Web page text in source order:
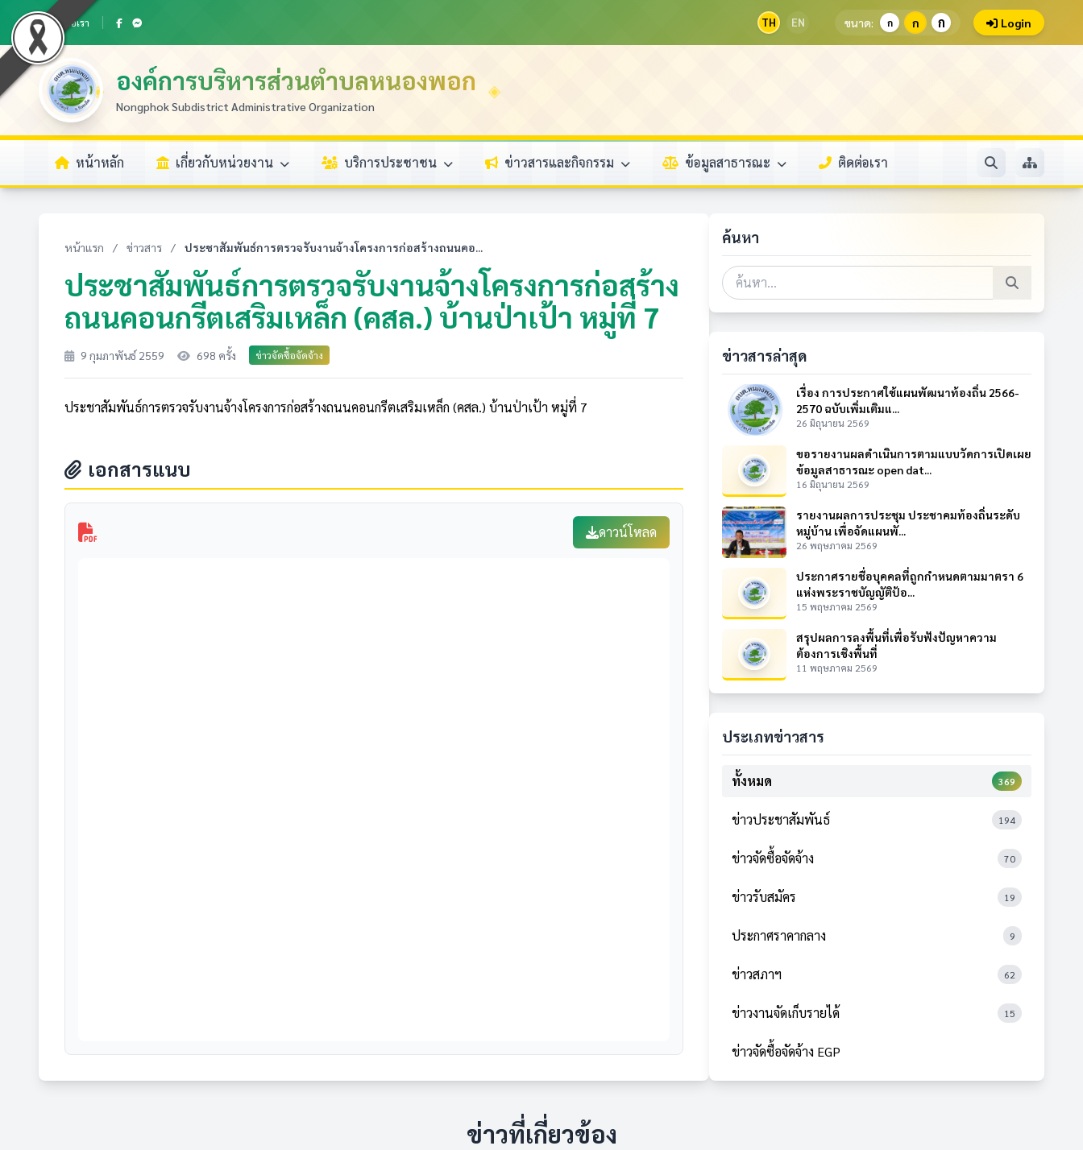
ติดต่อเรา TH EN ขนาด: ก ก ก Login
องค์การบริหารส่วนตำบลหนองพอก
Nongphok Subdistrict Administrative Organization
หน้าหลัก เกี่ยวกับหน่วยงาน บริการประชาชน ข่าวสารและกิจกรรม ข้อมูลสาธารณะ ติดต่อเรา
หน้าแรก / ข่าวสาร / ประชาสัมพันธ์การตรวจรับงานจ้างโครงการก่อสร้างถนนคอ...
ประชาสัมพันธ์การตรวจรับงานจ้างโครงการก่อสร้าง
ถนนคอนกรีตเสริมเหล็ก (คสล.) บ้านป่าเป้า หมู่ที่ 7
9 กุมภาพันธ์ 2559 698 ครั้ง ข่าวจัดซื้อจัดจ้าง
ประชาสัมพันธ์การตรวจรับงานจ้างโครงการก่อสร้างถนนคอนกรีตเสริมเหล็ก (คสล.) บ้านป่าเป้า หมู่ที่ 7
เอกสารแนบ
ดาวน์โหลด
ค้นหา
ข่าวสารล่าสุด
เรื่อง การประกาศใช้แผนพัฒนาท้องถิ่น 2566-
2570 ฉบับเพิ่มเติมแ...
26 มิถุนายน 2569
ขอรายงานผลดำเนินการตามแบบวัดการเปิดเผย
ข้อมูลสาธารณะ open dat...
16 มิถุนายน 2569
รายงานผลการประชุม ประชาคมท้องถิ่นระดับ
หมู่บ้าน เพื่อจัดแผนพั...
26 พฤษภาคม 2569
ประกาศรายชื่อบุคคลที่ถูกกำหนดตามมาตรา 6
แห่งพระราชบัญญัติป้อ...
15 พฤษภาคม 2569
สรุปผลการลงพื้นที่เพื่อรับฟังปัญหาความ
ต้องการเชิงพื้นที่
11 พฤษภาคม 2569
ประเภทข่าวสาร
ทั้งหมด 369
ข่าวประชาสัมพันธ์ 194
ข่าวจัดซื้อจัดจ้าง 70
ข่าวรับสมัคร 19
ประกาศราคากลาง 9
ข่าวสภาฯ 62
ข่าวงานจัดเก็บรายได้ 15
ข่าวจัดซื้อจัดจ้าง EGP
ข่าวที่เกี่ยวข้อง